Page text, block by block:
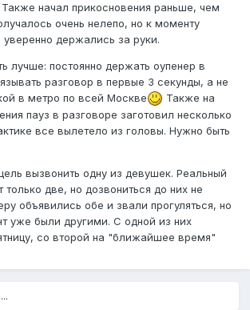
начал прикосновения раньше, чем
очень нелепо, но к моменту
держались за руки.
лучше: постоянно держать оупенер в
разговор в первые 3 секунды, а не
в метро по всей Москве
Также на
пауз в разговоре заготовил несколько
все вылетело из головы. Нужно быть
вызвонить одну из девушек. Реальный
две, но дозвониться до них не
объявились обе и звали прогуляться, но
уже были другими. С одной из них
со второй на "ближайшее время"